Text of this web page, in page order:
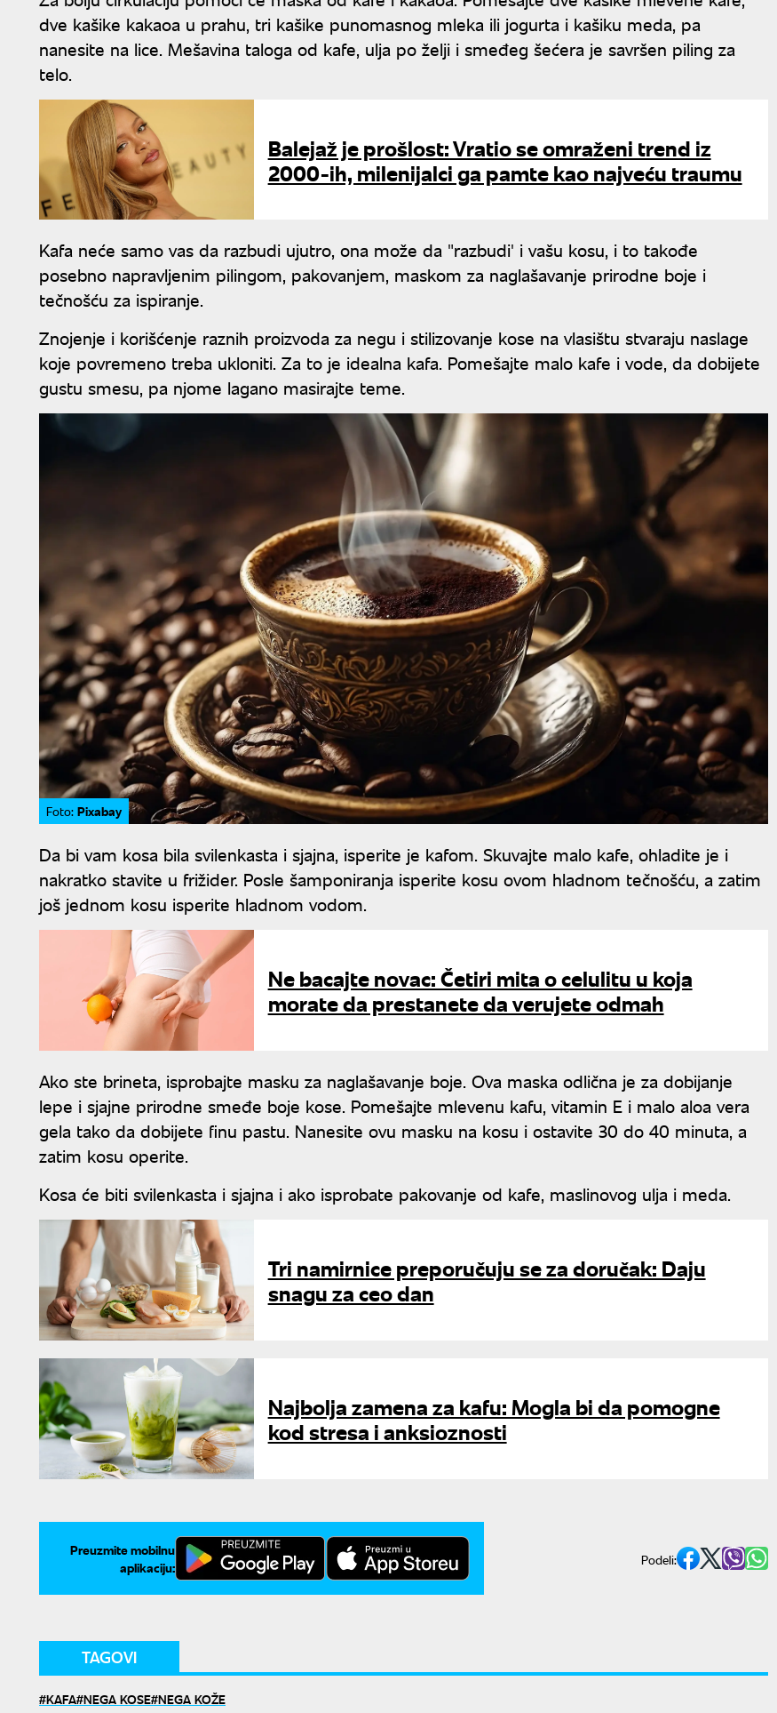
dve kašike kakaoa u prahu, tri kašike punomasnog mleka ili jogurta i kašiku meda, pa
nanesite na lice. Mešavina taloga od kafe, ulja po želji i smeđeg šećera je savršen piling za
telo.
Balejaž je prošlost: Vratio se omraženi trend iz
2000-ih, milenijalci ga pamte kao najveću traumu
Kafa neće samo vas da razbudi ujutro, ona može da "razbudi' i vašu kosu, i to takođe
posebno napravljenim pilingom, pakovanjem, maskom za naglašavanje prirodne boje i
tečnošću za ispiranje.
Znojenje i korišćenje raznih proizvoda za negu i stilizovanje kose na vlasištu stvaraju naslage
koje povremeno treba ukloniti. Za to je idealna kafa. Pomešajte malo kafe i vode, da dobijete
gustu smesu, pa njome lagano masirajte teme.
Foto: Pixabay
Da bi vam kosa bila svilenkasta i sjajna, isperite je kafom. Skuvajte malo kafe, ohladite je i
nakratko stavite u frižider. Posle šamponiranja isperite kosu ovom hladnom tečnošću, a zatim
još jednom kosu isperite hladnom vodom.
Ne bacajte novac: Četiri mita o celulitu u koja
morate da prestanete da verujete odmah
Ako ste brineta, isprobajte masku za naglašavanje boje. Ova maska odlična je za dobijanje
lepe i sjajne prirodne smeđe boje kose. Pomešajte mlevenu kafu, vitamin E i malo aloa vera
gela tako da dobijete finu pastu. Nanesite ovu masku na kosu i ostavite 30 do 40 minuta, a
zatim kosu operite.
Kosa će biti svilenkasta i sjajna i ako isprobate pakovanje od kafe, maslinovog ulja i meda.
Tri namirnice preporučuju se za doručak: Daju
snagu za ceo dan
Najbolja zamena za kafu: Mogla bi da pomogne
kod stresa i anksioznosti
Preuzmite mobilnu
aplikaciju:
Podeli:
TAGOVI
KAFA NEGA KOSE NEGA KOŽE